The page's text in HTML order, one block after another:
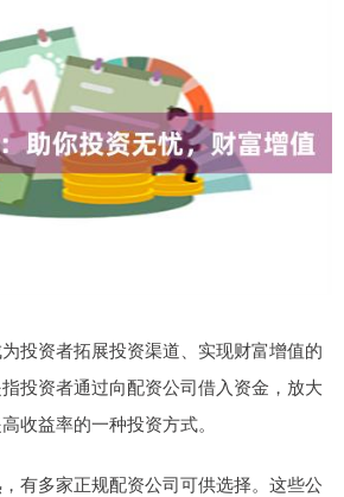
投资者拓展投资渠道、实现财富增值的
投资者通过向配资公司借入资金，放大
收益率的一种投资方式。
有多家正规配资公司可供选择。这些公